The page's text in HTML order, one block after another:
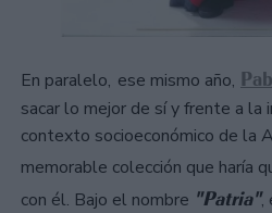
En paralelo, ese mismo año,
sacar lo mejor de sí y frente a la
contexto socioeconómico de la
memorable colección que haría
con él. Bajo el nombre "Patria",